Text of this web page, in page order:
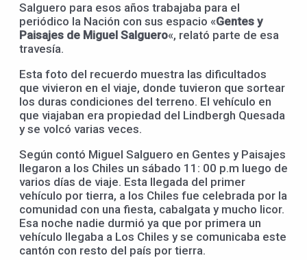
Salguero para esos años trabajaba para el
periódico la Nación con sus espacio «Gentes y
Paisajes de Miguel Salguero«, relató parte de esa
travesía.
Esta foto del recuerdo muestra las dificultados
que vivieron en el viaje, donde tuvieron que sortear
los duras condiciones del terreno. El vehículo en
que viajaban era propiedad del Lindbergh Quesada
y se volcó varias veces.
Según contó Miguel Salguero en Gentes y Paisajes
llegaron a los Chiles un sábado 11: 00 p.m luego de
varios días de viaje. Esta llegada del primer
vehículo por tierra, a los Chiles fue celebrada por la
comunidad con una fiesta, cabalgata y mucho licor.
Esa noche nadie durmió ya que por primera un
vehículo llegaba a Los Chiles y se comunicaba este
cantón con resto del país por tierra.